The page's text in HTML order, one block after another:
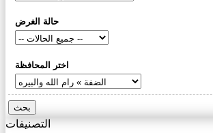
حالة الغرض
اختر المحافظة
بحث
التصنيفات